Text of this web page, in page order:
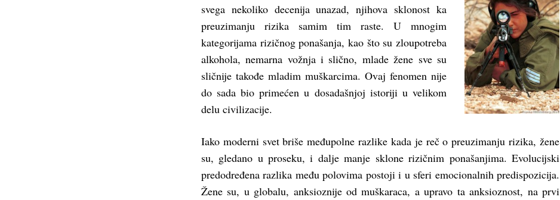
svega nekoliko decenija unazad, njihova sklonost ka
preuzimanju rizika samim tim raste. U mnogim
kategorijama rizičnog ponašanja, kao što su zloupotreba
alkohola, nemarna vožnja i slično, mlade žene sve su
sličnije takođe mladim muškarcima. Ovaj fenomen nije
do sada bio primećen u dosadašnjoj istoriji u velikom
delu civilizacije.
Iako moderni svet briše međupolne razlike kada je reč o preuzimanju rizika, žene
su, gledano u proseku, i dalje manje sklone rizičnim ponašanjima. Evolucijski
predodređena razlika među polovima postoji i u sferi emocionalnih predispozicija.
Žene su, u globalu, anksioznije od muškaraca, a upravo ta anksioznost, na prvi